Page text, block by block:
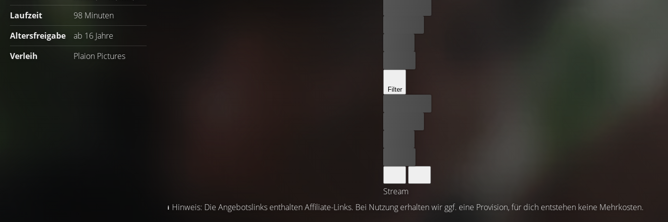
Laufzeit
98 Minuten
Altersfreigabe
ab 16 Jahre
Verleih
Plaion Pictures
Filter
Stream
Hinweis: Die Angebotslinks enthalten Affiliate-Links. Bei Nutzung erhalten wir ggf. eine Provision, für dich entstehen keine Mehrkosten.